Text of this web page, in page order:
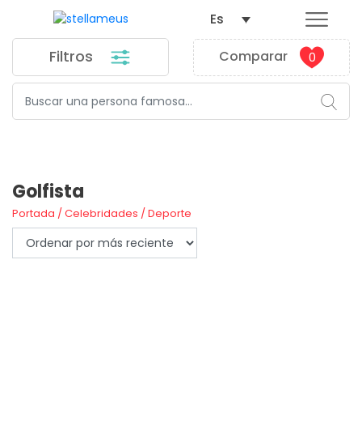
Filtros Comparar 0
Es
Portada /Celebridades /Deporte
Golfista